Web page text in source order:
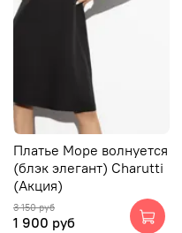
Платье Море волнуется
(блэк элегант) Charutti
(Акция)
3 150 руб
1 900 руб